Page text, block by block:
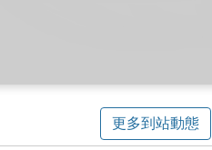
更多到站動態